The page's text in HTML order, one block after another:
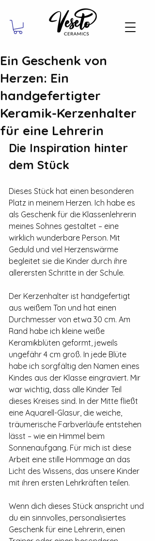
Ein Geschenk von
Herzen: Ein
handgefertigter
Keramik-Kerzenhalter
für eine Lehrerin
Die Inspiration hinter
dem Stück
Dieses Stück hat einen besonderen
Platz in meinem Herzen. Ich habe es
als Geschenk für die Klassenlehrerin
meines Sohnes gestaltet – eine
wirklich wunderbare Person. Mit
Geduld und viel Herzenswärme
begleitet sie die Kinder durch ihre
allerersten Schritte in der Schule.
Der Kerzenhalter ist handgefertigt
aus weißem Ton und hat einen
Durchmesser von etwa 30 cm. Am
Rand habe ich kleine weiße
Keramikblüten geformt, jeweils
ungefähr 4 cm groß. In jede Blüte
habe ich sorgfältig den Namen eines
Kindes aus der Klasse eingraviert. Mir
war wichtig, dass alle Kinder Teil
dieses Kreises sind. In der Mitte fließt
eine Aquarell-Glasur, die weiche,
träumerische Farbverläufe entstehen
lässt – wie ein Himmel beim
Sonnenaufgang. Für mich ist diese
Arbeit eine stille Hommage an das
Licht des Wissens, das unsere Kinder
mit ihren ersten Lehrkräften teilen.
Wenn dich dieses Stück anspricht und
du ein sinnvolles, personalisiertes
Geschenk für eine Lehrerin, einen